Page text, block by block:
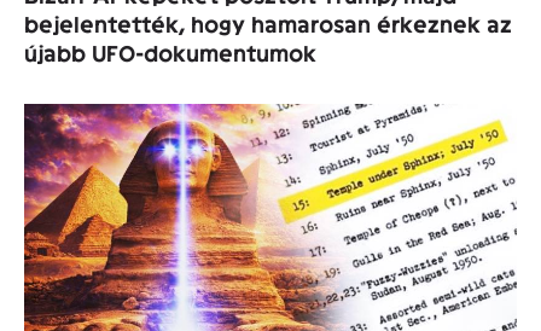
bejelentették, hogy hamarosan érkeznek az
újabb UFO-dokumentumok